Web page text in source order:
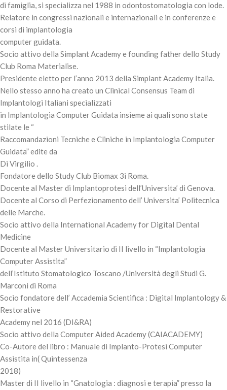
di famiglia, si specializza nel 1988 in odontostomatologia con lode.
Relatore in congressi nazionali e internazionali e in conferenze e
corsi di implantologia
computer guidata.
Socio attivo della Simplant Academy e founding father dello Study
Club Roma Materialise.
Presidente eletto per l’anno 2013 della Simplant Academy Italia.
Nello stesso anno ha creato un Clinical Consensus Team di
Implantologi Italiani specializzati
in Implantologia Computer Guidata insieme ai quali sono state
stilate le “
Raccomandazioni Tecniche e Cliniche in Implantologia Computer
Guidata” edite da
Di Virgilio .
Fondatore dello Study Club Biomax 3i Roma.
Docente al Master di Implantoprotesi dell’Universita’ di Genova.
Docente al Corso di Perfezionamento dell’ Universita’ Politecnica
delle Marche.
Socio attivo della International Academy for Digital Dental
Medicine
Docente al Master Universitario di II livello in “Implantologia
Computer Assistita”
dell’Istituto Stomatologico Toscano /Università degli Studi G.
Marconi di Roma
Socio fondatore dell’ Accademia Scientifica : Digital Implantology &
Restorative
Academy nel 2016 (DI&RA)
Socio attivo della Computer Aided Academy (CAIACADEMY)
Co-Autore del libro : Manuale di Implanto-Protesi Computer
Assistita in( Quintessenza
2018)
Master di II livello in “Gnatologia : diagnosi e terapia” presso la